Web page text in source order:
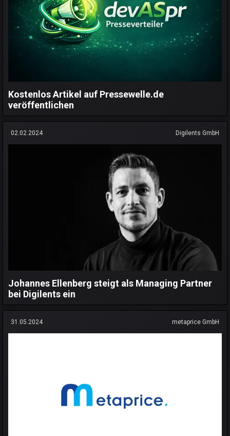
Kostenlos Artikel auf Pressewelle.de
veröffentlichen
02.02.2024 Digilents GmbH
Johannes Ellenberg steigt als Managing Partner
bei Digilents ein
31.05.2024 metaprice GmbH